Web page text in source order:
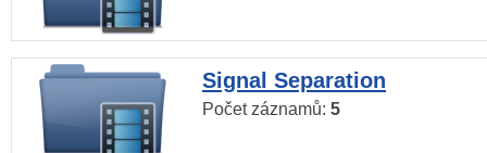
Signal Separation
Počet záznamů: 5